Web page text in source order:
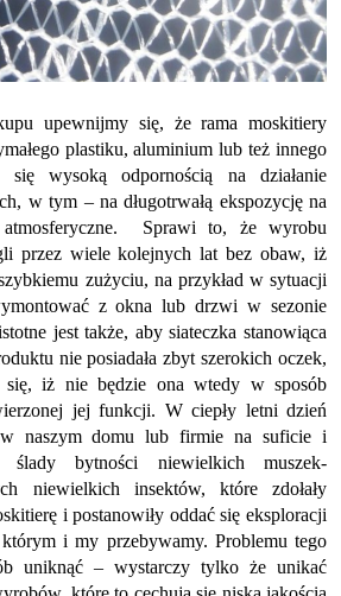
upewnijmy się, że rama moskitiery
plastiku, aluminium lub też innego
się wysoką odpornością na działanie
w tym – na długotrwałą ekspozycję na
Sprawi to, że wyrobu
przez wiele kolejnych lat bez obaw, iż
zużyciu, na przykład w sytuacji
z okna lub drzwi w sezonie
jest także, aby siateczka stanowiąca
nie posiadała zbyt szerokich oczek,
się, iż nie będzie ona wtedy w sposób
jej funkcji. W ciepły letni dzień
naszym domu lub firmie na suficie i
ślady bytności niewielkich muszek-
niewielkich insektów, które zdołały
i postanowiły oddać się eksploracji
i my przebywamy. Problemu tego
uniknąć – wystarczy tylko że unikać